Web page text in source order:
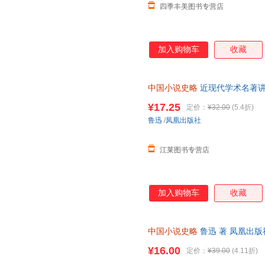
四季丰美图书专营店
加入购物车 收藏
中国小说史略 近现代学术名著
客服有优惠
¥17.25 定价： ¥32.00 (5.4折)
江莱图书专营店
鲁迅 /凤凰出版社
加入购物车 收藏
中国小说史略 鲁迅 著 凤凰出
¥16.00 定价： ¥39.00 (4.11折)